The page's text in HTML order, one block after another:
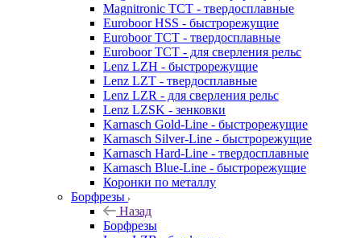
Magnitronic TCT - твердосплавные
Euroboor HSS - быстрорежущие
Euroboor TCT - твердосплавные
Euroboor TCT - для сверления рельс
Lenz LZH - быстрорежущие
Lenz LZT - твердосплавные
Lenz LZR - для сверления рельс
Lenz LZSK - зенковки
Karnasch Gold-Line - быстрорежущие
Karnasch Silver-Line - быстрорежущие
Karnasch Hard-Line - твердосплавные
Karnasch Blue-Line - быстрорежущие
Коронки по металлу
Борфрезы
Назад
Борфрезы